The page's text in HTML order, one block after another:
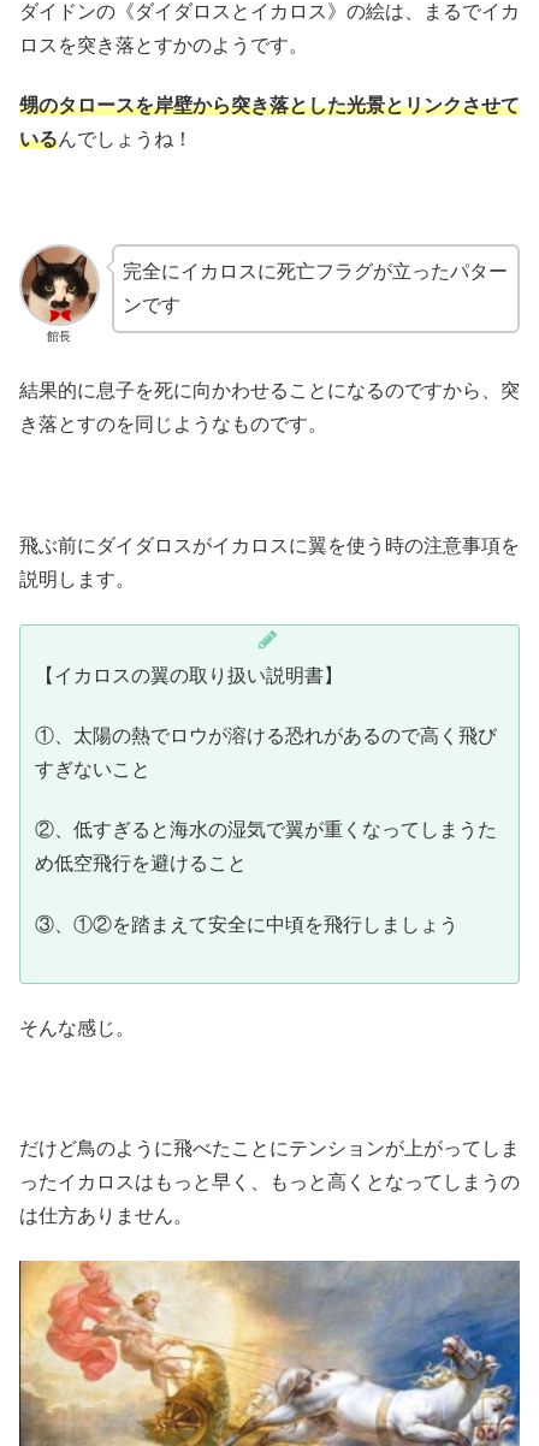
ダイドンの《ダイダロスとイカロス》の絵は、まるでイカ
ロスを突き落とすかのようです。
甥のタロースを岸壁から突き落とした光景とリンクさせて
いるんでしょうね！
館長
完全にイカロスに死亡フラグが立ったパター
ンです
結果的に息子を死に向かわせることになるのですから、突
き落とすのを同じようなものです。
飛ぶ前にダイダロスがイカロスに翼を使う時の注意事項を
説明します。
【イカロスの翼の取り扱い説明書】
①、太陽の熱でロウが溶ける恐れがあるので高く飛び
すぎないこと
②、低すぎると海水の湿気で翼が重くなってしまうた
め低空飛行を避けること
③、①②を踏まえて安全に中頃を飛行しましょう
そんな感じ。
だけど鳥のように飛べたことにテンションが上がってしま
ったイカロスはもっと早く、もっと高くとなってしまうの
は仕方ありません。